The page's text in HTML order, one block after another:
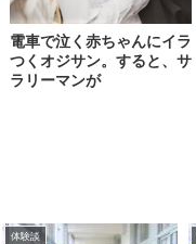
電車で泣く赤ちゃんにイラ
つくオジサン。すると、サ
ラリーマンが
体験談